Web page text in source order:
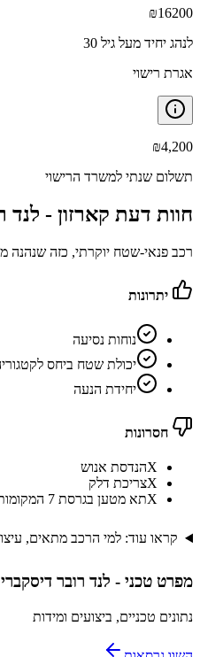
₪16200
לנהג יחיד מעל גיל 30
אגרת רישוי
₪4,200
תשלום שנתי למשרד הרישוי
חוות דעת קארזון - לנד
רכב פנאי-שטח יוקרתי, כזה שנהנה
יתרונות
נוחות נסיעה
יכולת שטח ביחס
יחידת הנעה
חסרונות
Xהנדסת אנוש
Xצריכת דלק
Xתא מטען בגרסת 7 המקומות
קראו עוד: למי הרכב מתאים,
מפרט טכני - לנד רובר
נתונים טכניים, ביצועים ומידות